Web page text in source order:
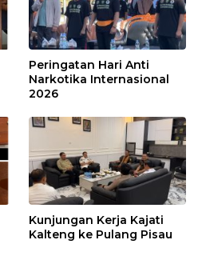
Peringatan Hari Anti
Narkotika Internasional
2026
Kunjungan Kerja Kajati
Kalteng ke Pulang Pisau